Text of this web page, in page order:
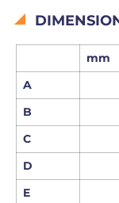
mm
A
B
C
D
E